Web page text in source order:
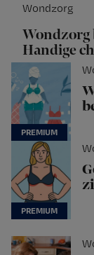
Wondzorg
Wondzorg
Handige